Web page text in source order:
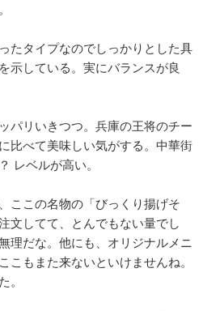
たタイプなのでしっかりとした具
示している。実にバランスが良
パリいきつつ。兵庫の王将のチー
比べて美味しい気がする。中華街
レベルが高い。
ここの名物の「びっくり揚げそ
文してて、とんでもない量でし
理だな。他にも、オリジナルメニ
こもまた来ないといけませんね。
。